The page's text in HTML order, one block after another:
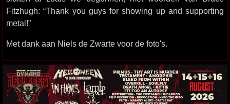
Fitzhugh: “Thank you guys for showing up and supporting
metal!”
Met dank aan Niels de Zwarte voor de foto's.